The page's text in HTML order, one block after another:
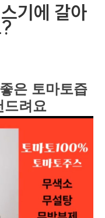
기에 갈아
은 토마토즙
드려요